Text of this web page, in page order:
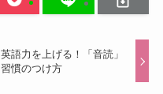
英語力を上げる！「音読」
習慣のつけ方